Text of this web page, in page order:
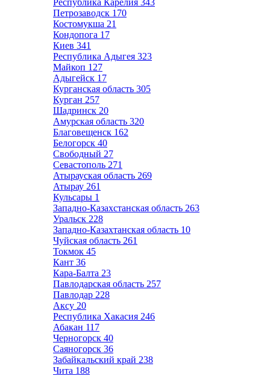
Республика Карелия 343
Петрозаводск 170
Костомукша 21
Кондопога 17
Киев 341
Республика Адыгея 323
Майкоп 127
Адыгейск 17
Курганская область 305
Курган 257
Шадринск 20
Амурская область 320
Благовещенск 162
Белогорск 40
Свободный 27
Севастополь 271
Атырауская область 269
Атырау 261
Кульсары 1
Западно-Казахстанская область 263
Уральск 228
Западно-Казахтанская область 10
Чуйская область 261
Токмок 45
Кант 36
Кара-Балта 23
Павлодарская область 257
Павлодар 228
Аксу 20
Республика Хакасия 246
Абакан 117
Черногорск 40
Саяногорск 36
Забайкальский край 238
Чита 188